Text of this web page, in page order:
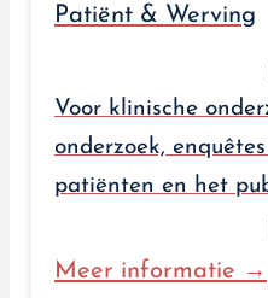
Patiënt & Werving
Voor klinische
onderzoek,
patiënten en het
Meer informatie →